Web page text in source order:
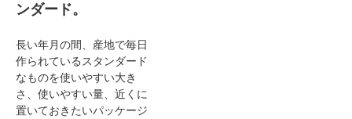
ンダード。
長い年月の間、産地で毎日
作られているスタンダード
なものを使いやすい大き
さ、使いやすい量、近くに
置いておきたいパッケージ